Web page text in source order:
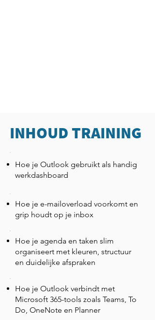
INHOUD TRAINING
Hoe je Outlook gebruikt als handig
werkdashboard
Hoe je e-mailoverload voorkomt en
grip houdt op je inbox
Hoe je agenda en taken slim
organiseert met kleuren, structuur
en duidelijke afspraken
Hoe je Outlook verbindt met
Microsoft 365-tools zoals Teams, To
Do, OneNote en Planner